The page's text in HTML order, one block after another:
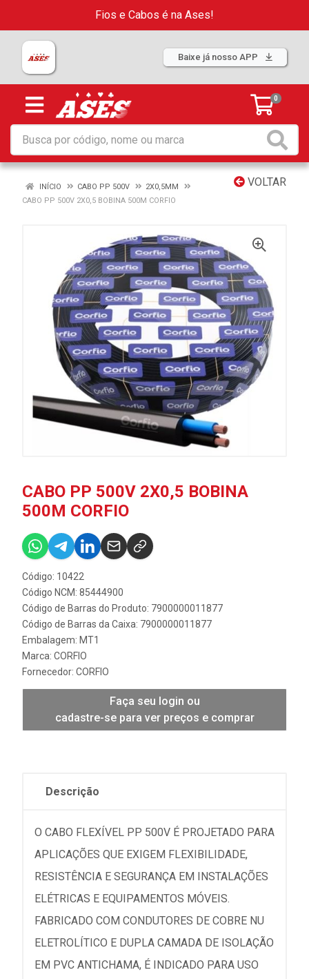
Fios e Cabos é na Ases!
Baixe já nosso APP
0
VOLTAR
INÍCIO CABO PP 500V
2X0,5MM
CABO PP 500V 2X0,5 BOBINA 500M CORFIO
CABO PP 500V 2X0,5 BOBINA
500M CORFIO
Código: 10422
Código NCM: 85444900
Código de Barras do Produto: 7900000011877
Código de Barras da Caixa: 7900000011877
Embalagem: MT1
Marca: CORFIO
Fornecedor: CORFIO
Faça seu login ou
cadastre-se para ver preços e comprar
Descrição
O CABO FLEXÍVEL PP 500V É PROJETADO PARA
APLICAÇÕES QUE EXIGEM FLEXIBILIDADE,
RESISTÊNCIA E SEGURANÇA EM INSTALAÇÕES
ELÉTRICAS E EQUIPAMENTOS MÓVEIS.
FABRICADO COM CONDUTORES DE COBRE NU
ELETROLÍTICO E DUPLA CAMADA DE ISOLAÇÃO
EM PVC ANTICHAMA, É INDICADO PARA USO